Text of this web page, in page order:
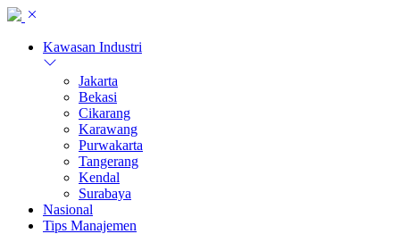
Kawasan Industri
Jakarta
Bekasi
Cikarang
Karawang
Purwakarta
Tangerang
Kendal
Surabaya
Nasional
Tips Manajemen